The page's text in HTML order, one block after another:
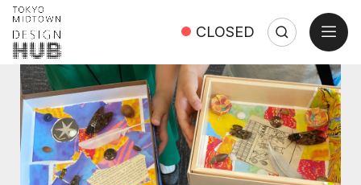
CLOSED SearchSearch:
Close
open